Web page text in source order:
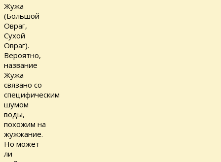
Жужа
(Большой
Овраг,
Сухой
Овраг).
Вероятно,
название
Жужа
связано со
специфическим
шумом
воды,
похожим на
жужжание.
Но может
ли